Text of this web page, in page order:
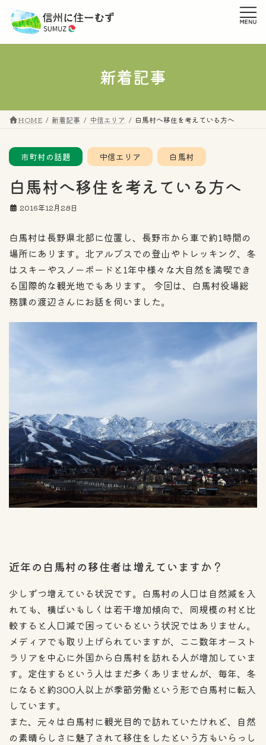
ン
プ
ー
動
新着記事
HOME 新着記事 中信エリア 白馬村へ移住を考えている方へ
白馬村へ移住を考えている方へ
2016年12月28日
白馬村は長野県北部に位置し、長野市から車で約1時間の
場所にあります。北アルプスでの登山やトレッキング、冬
はスキーやスノーボードと1年中様々な大自然を満喫でき
る国際的な観光地でもあります。 今回は、白馬村役場総
務課の渡辺さんにお話を伺いました。
近年の白馬村の移住者は増えていますか？
少しずつ増えている状況です。白馬村の人口は自然減を入
れても、横ばいもしくは若干増加傾向で、同規模の村と比
較すると人口減で困っているという状況ではありません。
メディアでも取り上げられていますが、ここ数年オースト
ラリアを中心に外国から白馬村を訪れる人が増加していま
す。定住するという人はまだ多くありませんが、毎年、冬
になると約300人以上が季節労働という形で白馬村に転入
しています。
また、元々は白馬村に観光目的で訪れていたけれど、自然
の素晴らしさに魅了されて移住をしたという方もいらっし
中信エリア 白馬村
市町村の話題